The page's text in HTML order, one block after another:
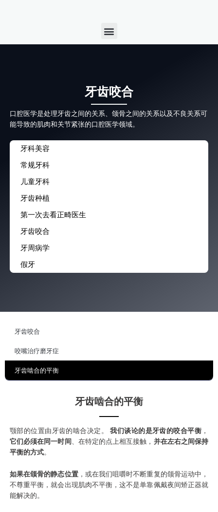
Menu
牙齿咬合
口腔医学是处理牙齿之间的关系、颌骨之间的关系以及不良关系可
能导致的肌肉和关节紧张的口腔医学领域。
牙科美容
常规牙科
儿童牙科
牙齿种植
第一次去看正畸医生
牙齿咬合
牙周病学
假牙
牙齿咬合
咬嘴治疗磨牙症
牙齿啮合的平衡
牙齿啮合的平衡
颚部的位置由牙齿的啮合决定。我们谈论的是牙齿的咬合平衡 ，
它们必须在同一时间、在特定的点上相互接触， 并在左右之间保持
平衡的方式。
如果在颌骨的静态位置，或在我们咀嚼时不断重复的颌骨运动中，
不尊重平衡，就会出现肌肉不平衡，这不是单靠佩戴夜间矫正器就
能解决的。